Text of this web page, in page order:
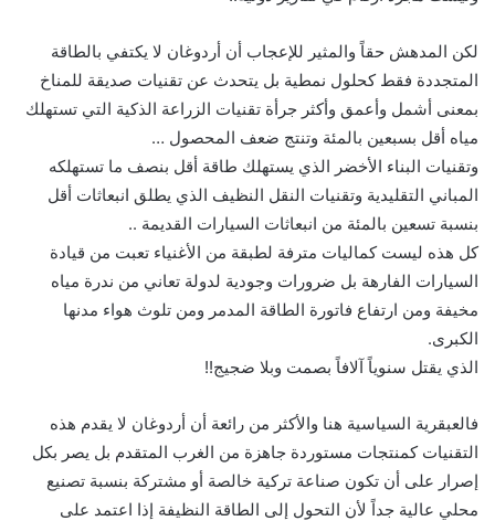
لكن المدهش حقاً والمثير للإعجاب أن أردوغان لا يكتفي بالطاقة
المتجددة فقط كحلول نمطية بل يتحدث عن تقنيات صديقة للمناخ
بمعنى أشمل وأعمق وأكثر جرأة تقنيات الزراعة الذكية التي تستهلك
مياه أقل بسبعين بالمئة وتنتج ضعف المحصول …
وتقنيات البناء الأخضر الذي يستهلك طاقة أقل بنصف ما تستهلكه
المباني التقليدية وتقنيات النقل النظيف الذي يطلق انبعاثات أقل
بنسبة تسعين بالمئة من انبعاثات السيارات القديمة ..
كل هذه ليست كماليات مترفة لطبقة من الأغنياء تعبت من قيادة
السيارات الفارهة بل ضرورات وجودية لدولة تعاني من ندرة مياه
مخيفة ومن ارتفاع فاتورة الطاقة المدمر ومن تلوث هواء مدنها
الكبرى.
الذي يقتل سنوياً آلافاً بصمت وبلا ضجيج!!
فالعبقرية السياسية هنا والأكثر من رائعة أن أردوغان لا يقدم هذه
التقنيات كمنتجات مستوردة جاهزة من الغرب المتقدم بل يصر بكل
إصرار على أن تكون صناعة تركية خالصة أو مشتركة بنسبة تصنيع
محلي عالية جداً لأن التحول إلى الطاقة النظيفة إذا اعتمد على